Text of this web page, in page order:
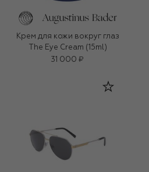
Крем для кожи вокруг глаз
The Eye Cream (15ml)
31 000 ₽